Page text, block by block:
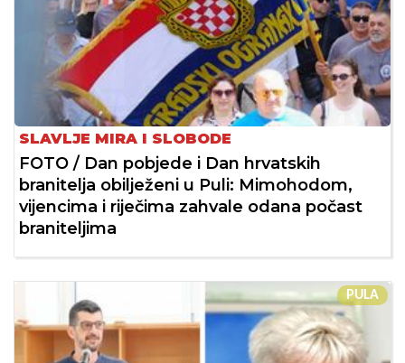
SLAVLJE MIRA I SLOBODE
FOTO / Dan pobjede i Dan hrvatskih
branitelja obilježeni u Puli: Mimohodom,
vijencima i riječima zahvale odana počast
braniteljima
PULA